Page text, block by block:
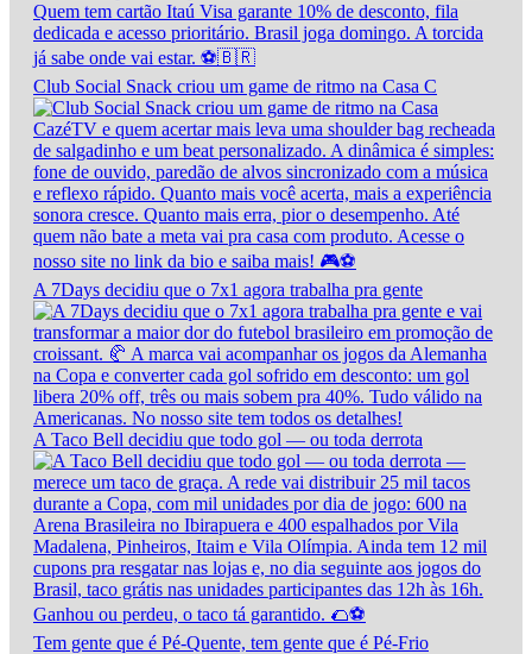
Club Social Snack criou um game de ritmo na Casa C
A 7Days decidiu que o 7x1 agora trabalha pra gente
A Taco Bell decidiu que todo gol — ou toda derrota
Tem gente que é Pé-Quente, tem gente que é Pé-Frio